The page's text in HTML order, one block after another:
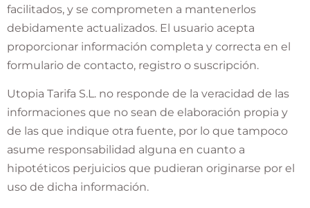
facilitados, y se comprometen a mantenerlos
debidamente actualizados. El usuario acepta
proporcionar información completa y correcta en el
formulario de contacto, registro o suscripción.
Utopia Tarifa S.L. no responde de la veracidad de las
informaciones que no sean de elaboración propia y
de las que indique otra fuente, por lo que tampoco
asume responsabilidad alguna en cuanto a
hipotéticos perjuicios que pudieran originarse por el
uso de dicha información.